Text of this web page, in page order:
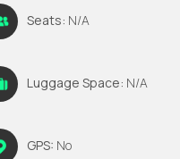
Seats: N/A
Luggage Space: N/A
GPS: No